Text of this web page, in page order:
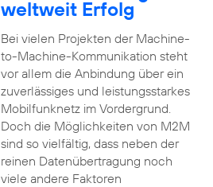
weltweit Erfolg
Bei vielen Projekten der Machine-
to-Machine-Kommunikation steht
vor allem die Anbindung über ein
zuverlässiges und leistungsstarkes
Mobilfunknetz im Vordergrund.
Doch die Möglichkeiten von M2M
sind so vielfältig, dass neben der
reinen Datenübertragung noch
viele andere Faktoren